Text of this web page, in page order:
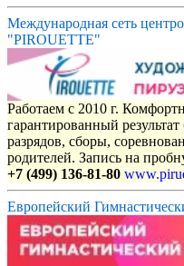
Международная сеть
"PIROUETTE"
Работаем с 2010 г.
гарантированный
разрядов, сборы,
родителей. Запись на
+7 (499) 136-81-80
Европейский